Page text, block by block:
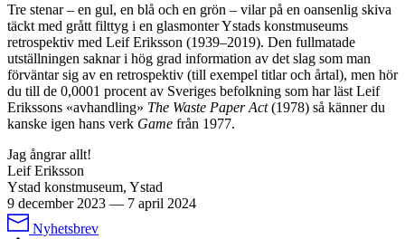
Tre stenar – en gul, en blå och en grön – vilar på en oansenlig skiva
täckt med grått filttyg i en glasmonter Ystads konstmuseums
retrospektiv med Leif Eriksson (1939–2019). Den fullmatade
utställningen saknar i hög grad information av det slag som man
förväntar sig av en retrospektiv (till exempel titlar och årtal), men hör
du till de 0,0001 procent av Sveriges befolkning som har läst Leif
Erikssons «avhandling» The Waste Paper Act(1978) så känner du
kanske igen hans verk Game från 1977.
Jag ångrar allt!
Leif Eriksson
Ystad konstmuseum, Ystad
9 december 2023 — 7 april 2024
Nyhetsbrev